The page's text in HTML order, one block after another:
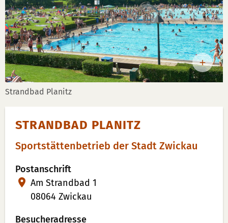
Strandbad Planitz
STRANDBAD PLANITZ
Sportstättenbetrieb der Stadt Zwickau
Postanschrift
Am Strandbad 1
08064 Zwickau
Besucheradresse